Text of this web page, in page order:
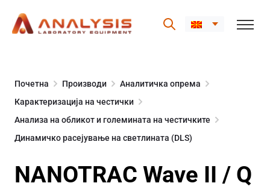
content
Почетна Производи
Аналитичка опрема
Карактеризација на честички
Анализа на обликот и големината на честичките
Динамичко расејување на светлината (DLS)
NANOTRAC Wave II / Q